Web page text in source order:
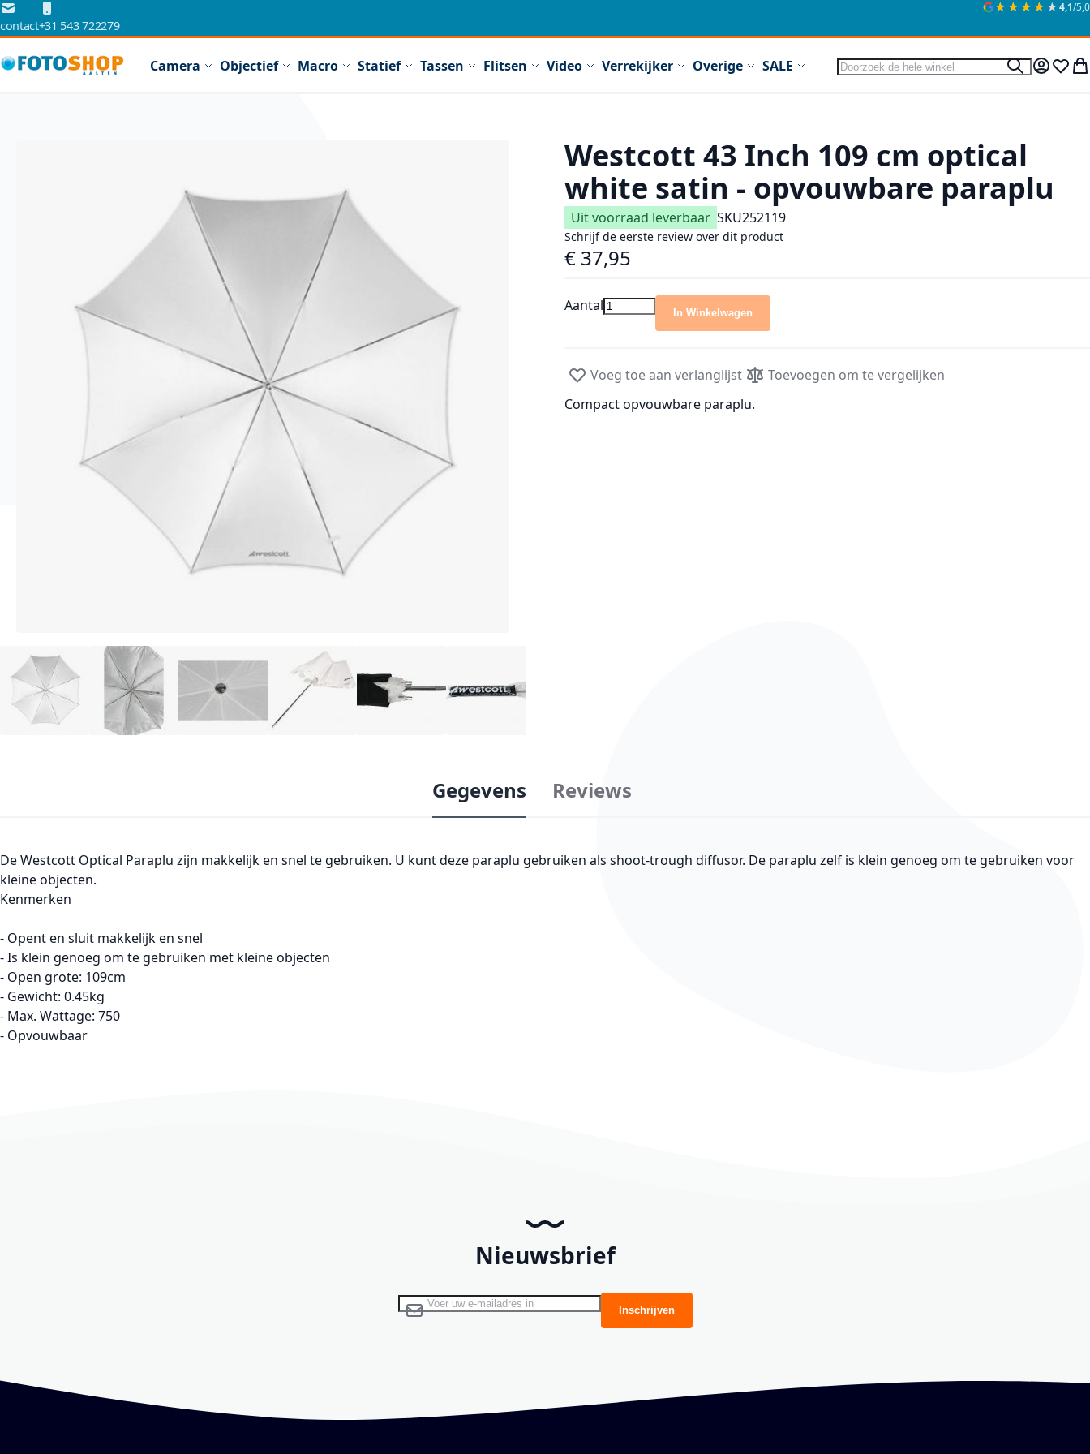
Ga naar de inhoud
contact+31 543 722279
★★★★★
★★★★★4,1/5,0
Camera Objectief Macro Statief Tassen Flitsen Video Verrekijker Overige SALE Zoek
ZoekMijn
Westcott 43 Inch 109 cm optical
white satin - opvouwbare paraplu
Uit voorraad leverbaar SKU252119
Schrijf de eerste review over dit product
€ 37,95
Aantal In Winkelwagen
Voeg toe aan verlanglijst
Toevoegen om te vergelijken
Compact opvouwbare paraplu.
Gegevens
De Westcott Optical Paraplu zijn makkelijk en snel te gebruiken. U kunt deze paraplu gebruiken als shoot-trough diffusor. De paraplu zelf is klein genoeg om te gebruiken voor
kleine objecten.
Kenmerken
- Opent en sluit makkelijk en snel
- Is klein genoeg om te gebruiken met kleine objecten
- Open grote: 109cm
- Gewicht: 0.45kg
- Max. Wattage: 750
- Opvouwbaar
Reviews
Nieuwsbrief
Abonneer u op onze nieuwsbrief Inschrijven